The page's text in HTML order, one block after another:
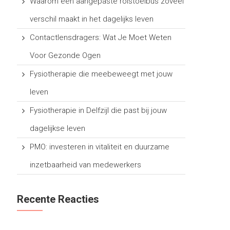
verschil maakt in het dagelijks leven
Contactlensdragers: Wat Je Moet Weten
Voor Gezonde Ogen
Fysiotherapie die meebeweegt met jouw
leven
Fysiotherapie in Delfzijl die past bij jouw
dagelijkse leven
PMO: investeren in vitaliteit en duurzame
inzetbaarheid van medewerkers
Recente Reacties